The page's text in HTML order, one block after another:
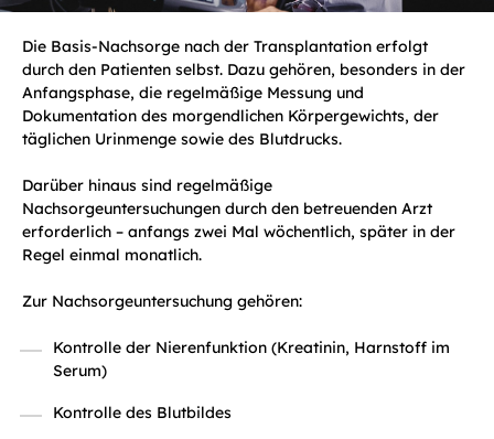
Die Basis-Nachsorge nach der Transplantation erfolgt
durch den Patienten selbst. Dazu gehören, besonders in der
Anfangsphase, die regelmäßige Messung und
Dokumentation des morgendlichen Körpergewichts, der
täglichen Urinmenge sowie des Blutdrucks.
Darüber hinaus sind regelmäßige
Nachsorgeuntersuchungen durch den betreuenden Arzt
erforderlich – anfangs zwei Mal wöchentlich, später in der
Regel einmal monatlich.
Zur Nachsorgeuntersuchung gehören:
Kontrolle der Nierenfunktion (Kreatinin, Harnstoff im
Serum)
Kontrolle des Blutbildes